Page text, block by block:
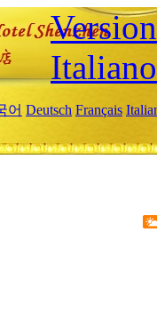
Italiano
어 Deutsch Français